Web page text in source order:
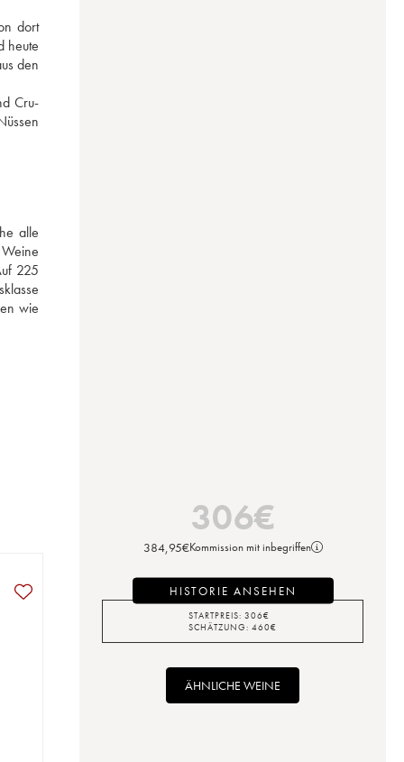
dort
heute
den
Cru-
alle
225
wie
306€
384,95€Kommission mit inbegriffen
HISTORIE ANSEHEN
STARTPREIS: 306€
SCHÄTZUNG: 460€
ÄHNLICHE WEINE